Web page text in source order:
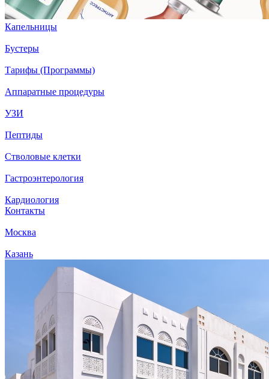
Капельницы
Бустеры
Тарифы (Программы)
Аппаратные процедуры
УЗИ
Пептиды
Стволовые клетки
Гастроэнтерология
Кардиология
Контакты
Москва
Казань